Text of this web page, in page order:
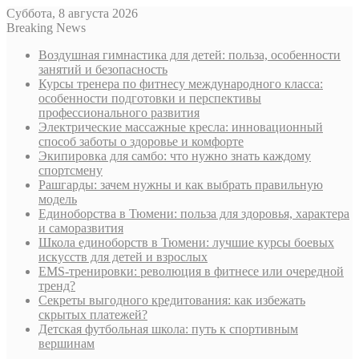
Суббота, 8 августа 2026
Breaking News
Воздушная гимнастика для детей: польза, особенности
занятий и безопасность
Курсы тренера по фитнесу международного класса:
особенности подготовки и перспективы
профессионального развития
Электрические массажные кресла: инновационный
способ заботы о здоровье и комфорте
Экипировка для самбо: что нужно знать каждому
спортсмену
Рашгарды: зачем нужны и как выбрать правильную
модель
Единоборства в Тюмени: польза для здоровья, характера
и саморазвития
Школа единоборств в Тюмени: лучшие курсы боевых
искусств для детей и взрослых
EMS-тренировки: революция в фитнесе или очередной
тренд?
Секреты выгодного кредитования: как избежать
скрытых платежей?
Детская футбольная школа: путь к спортивным
вершинам